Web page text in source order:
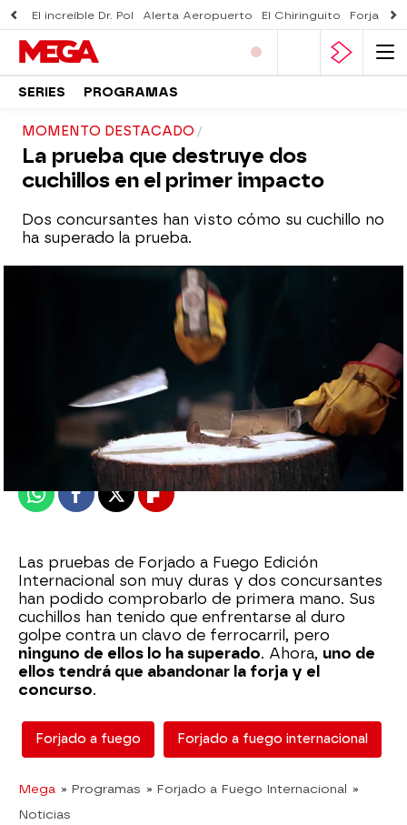
El increíble Dr. Pol Alerta Aeropuerto El Chiringuito Forjado
SERIES PROGRAMAS
MOMENTO DESTACADO
La prueba que destruye dos
cuchillos en el primer impacto
Dos concursantes han visto cómo su cuchillo no
ha superado la prueba.
Madrid
Publicado:30 de junio de 2020, 23:31
WhatsappFacebook
X Flipboard
Las pruebas de Forjado a Fuego Edición
Internacional son muy duras y dos concursantes
han podido comprobarlo de primera mano. Sus
cuchillos han tenido que enfrentarse al duro
golpe contra un clavo de ferrocarril, pero
ninguno de ellos lo ha superado. Ahora, uno de
ellos tendrá que abandonar la forja y el
concurso.
Forjado a fuego Forjado a fuego internacional
Mega » Programas » Forjado a Fuego Internacional »
Noticias